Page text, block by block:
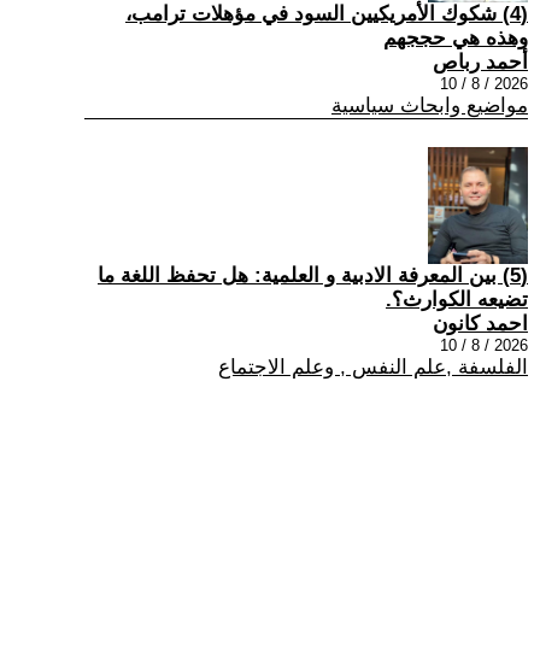
(4) شكوك الأمريكيين السود في مؤهلات ترامب،
وهذه هي حججهم
أحمد رباص
2026 / 8 / 10
مواضيع وابحاث سياسية
(5) بين المعرفة الادبية و العلمية: هل تحفظ اللغة ما
تضيعه الكوارث؟.
احمد كانون
2026 / 8 / 10
الفلسفة ,علم النفس , وعلم الاجتماع